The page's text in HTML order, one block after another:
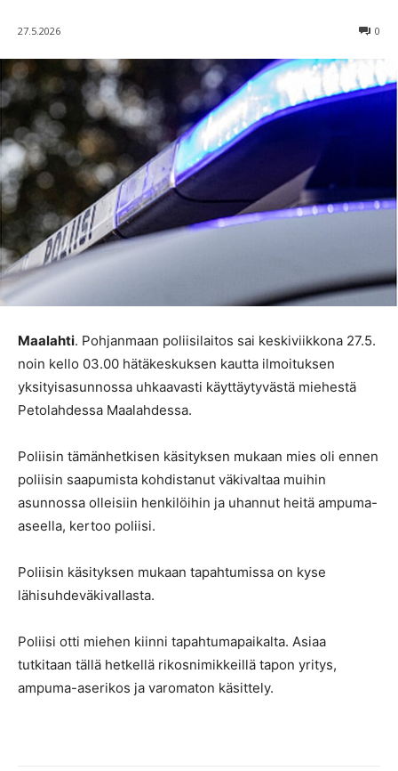
27.5.2026 0
Maalahti. Pohjanmaan poliisilaitos sai keskiviikkona 27.5.
noin kello 03.00 hätäkeskuksen kautta ilmoituksen
yksityisasunnossa uhkaavasti käyttäytyvästä miehestä
Petolahdessa Maalahdessa.
Poliisin tämänhetkisen käsityksen mukaan mies oli ennen
poliisin saapumista kohdistanut väkivaltaa muihin
asunnossa olleisiin henkilöihin ja uhannut heitä ampuma-
aseella, kertoo poliisi.
Poliisin käsityksen mukaan tapahtumissa on kyse
lähisuhdeväkivallasta.
Poliisi otti miehen kiinni tapahtumapaikalta. Asiaa
tutkitaan tällä hetkellä rikosnimikkeillä tapon yritys,
ampuma-aserikos ja varomaton käsittely.